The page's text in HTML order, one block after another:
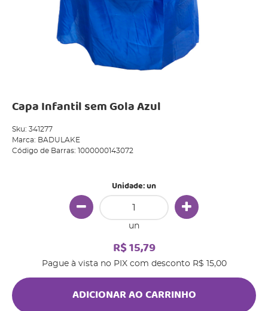
Capa Infantil sem Gola Azul
Sku: 341277
Marca: BADULAKE
Código de Barras:
1000000143072
Unidade: un
un
R$ 15,79
Pague à vista no PIX com desconto R$ 15,00
ADICIONAR AO CARRINHO